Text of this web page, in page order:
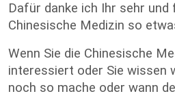
Dafür danke ich Ihr sehr und
Chinesische Medizin so
Wenn Sie die Chinesische
interessiert oder Sie wissen
noch so mache oder wann